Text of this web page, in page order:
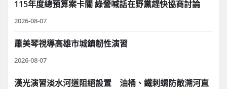
115年度總預算案卡關 綠營喊話在野黨趕快協商討論
2026-08-07
蕭美琴視導高雄市城鎮韌性演習
2026-08-07
漢光演習淡水河道阻絕設置 油桶、鐵刺蝟防敵溯河直